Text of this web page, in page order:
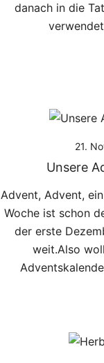
danach in die
21.
Unsere
Advent, Advent,
Woche ist schon
der erste
weit.Also